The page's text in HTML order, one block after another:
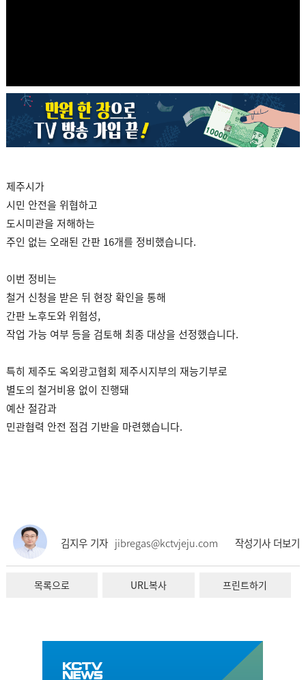
제주시가
시민 안전을 위협하고
도시미관을 저해하는
주인 없는 오래된 간판 16개를 정비했습니다.
이번 정비는
철거 신청을 받은 뒤 현장 확인을 통해
간판 노후도와 위험성,
작업 가능 여부 등을 검토해 최종 대상을 선정했습니다.
특히 제주도 옥외광고협회 제주시지부의 재능기부로
별도의 철거비용 없이 진행돼
예산 절감과
민관협력 안전 점검 기반을 마련했습니다.
김지우 기자 jibregas@kctvjeju.com 작성기사 더보기
목록으로 URL복사 프린트하기